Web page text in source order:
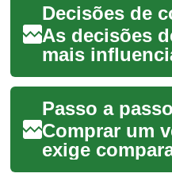
Decisões de
As decisões
mais
pagamento
Comprar um
exige
parcelamento